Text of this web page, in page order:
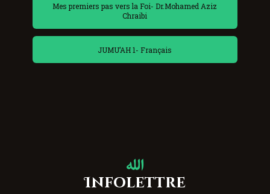
Mes premiers pas vers la Foi- Dr.Mohamed Aziz
Chraibi
JUMU’AH 1- Français
Infolettre